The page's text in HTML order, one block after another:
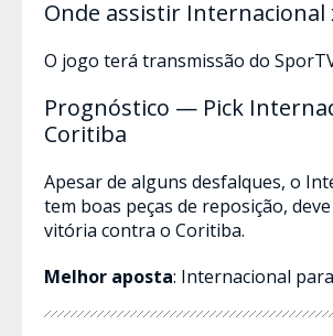
Onde assistir Internacional
O jogo terá transmissão do
Prognóstico — Pick
Coritiba
Apesar de alguns desfalques, o
tem boas peças de reposição,
vitória contra o Coritiba.
Melhor aposta: Internacional